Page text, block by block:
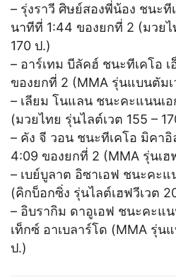
– รุ่งราวี ศิษย์สองพี่น้อง ชนะที
นาทีที่ 1:44 ของยกที่ 2 (มวยไ
170 ป.)
– อาร์เทม บีลัคฮ์ ชนะทีเคโอ
ของยกที่ 2 (MMA รุ่นแบนตัมเ
– เลียม โนแลน ชนะคะแนนเ
(มวยไทย รุ่นไลต์เวต 155 –
– คัง จี วอน ชนะทีเคโอ มิคา
4:09 ของยกที่ 2 (MMA รุ่นเฮ
– เบย์บูลาต อิซาเอฟ ชนะคะ
(คิกบ็อกซิ่ง รุ่นไลต์เฮฟวีเวต
– อิบรากิม ดาอูเอฟ ชนะคะแ
เท็กซ์ อาเบลาร์โด (MMA รุ่น
ป.)